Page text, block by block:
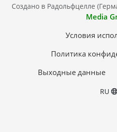
Создано в Радольфцелле
Media
Условия
Политика
Выходные данные
RU